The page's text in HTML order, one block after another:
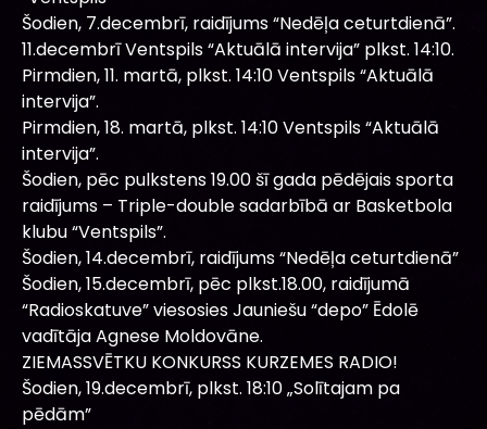
Šodien, 7.decembrī, raidījums “Nedēļa ceturtdienā”.
11.decembrī Ventspils “Aktuālā intervija” plkst. 14:10.
Pirmdien, 11. martā, plkst. 14:10 Ventspils “Aktuālā
intervija”.
Pirmdien, 18. martā, plkst. 14:10 Ventspils “Aktuālā
intervija”.
Šodien, pēc pulkstens 19.00 šī gada pēdējais sporta
raidījums – Triple-double sadarbībā ar Basketbola
klubu “Ventspils”.
Šodien, 14.decembrī, raidījums “Nedēļa ceturtdienā”
Šodien, 15.decembrī, pēc plkst.18.00, raidījumā
“Radioskatuve” viesosies Jauniešu “depo” Ēdolē
vadītāja Agnese Moldovāne.
ZIEMASSVĒTKU KONKURSS KURZEMES RADIO!
Šodien, 19.decembrī, plkst. 18:10 „Solītajam pa
pēdām”